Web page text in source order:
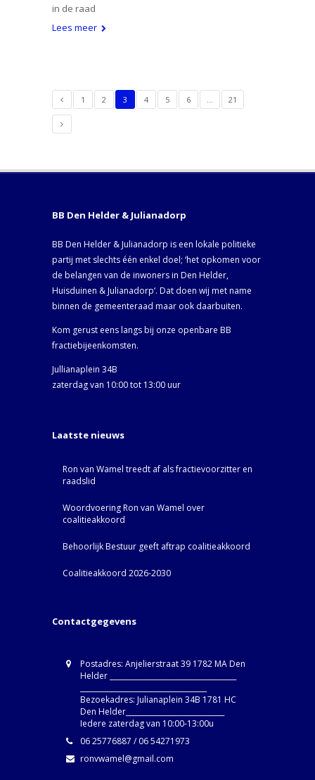
in de raad
Lees meer
1 2 3 4 5 6 … 21
BB Den Helder & Julianadorp
BB Den Helder & Julianadorp is een lokale politieke
partij met slechts één enkel doel; ‘het opkomen voor
de belangen van de inwoners in Den Helder,
Huisduinen & Julianadorp‘. Dat doen wij met name
binnen de gemeenteraad maar ook daarbuiten.
Kom gerust eens langs bij onze openbare BB
fractiebijeenkomsten.
Jullianaplein 34B
zaterdag van 10:00 tot 13:00 uur
Laatste nieuws
Ron van Wamel treedt af als fractievoorzitter en
raadslid
Woordvoering Ron van Wamel over
coalitieakkoord
Behoorlijk Bestuur geeft aftrap coalitieakkoord
Coalitieakkoord 2026-2030
Contactgegevens
Postadres: Anjelierstraat 39 1782 MA Den
Helder ____________________________________
Bezoekadres: Julianaplein 34B 1781 HC
Den Helder____________________________
Iedere zaterdag van 10:00-13:00u
06 25776887 / 06 54271973
ronvwamel@gmail.com